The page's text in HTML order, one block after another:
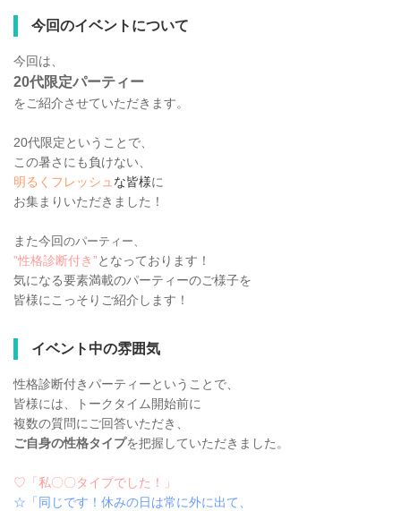
今回のイベントについて
今回は、
20代限定パーティー
をご紹介させていただきます。
20代限定ということで、
この暑さにも負けない、
明るくフレッシュ な皆様に
お集まりいただきました！
また今回のパーティー、
”性格診断付き”となっております！
気になる要素満載のパーティーのご様子を
皆様にこっそりご紹介します！
イベント中の雰囲気
性格診断付きパーティーということで、
皆様には、トークタイム開始前に
複数の質問にご回答いただき、
ご自身の性格タイプを把握していただきました。
♡「私〇〇タイプでした！」
☆「同じです！休みの日は常に外に出て、